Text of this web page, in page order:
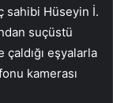
sahibi Hüseyin İ.
suçüstü
eşyalarla
kamerası